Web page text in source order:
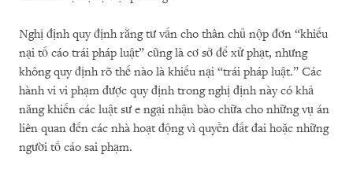
Nghị định quy định rằng tư vấn cho thân chủ nộp đơn “khiếu
nại tố cáo trái pháp luật” cũng là cơ sở để xử phạt, nhưng
không quy định rõ thế nào là khiếu nại “trái pháp luật.” Các
hành vi vi phạm được quy định trong nghị định này có khả
năng khiến các luật sư e ngại nhận bào chữa cho những vụ án
liên quan đến các nhà hoạt động vì quyền đất đai hoặc những
người tố cáo sai phạm.